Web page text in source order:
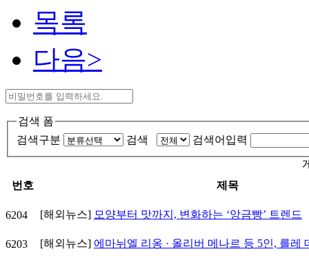
목록
다음>
검색 폼
검색구분
검색 검색어입력
번호
제목
6204 [해외뉴스] 모양부터 맛까지, 변화하는 ‘앙금빵’ 트렌드
6203 [해외뉴스] 에마뉘엘 리옹 · 올리버 메나르 등 5인, 를레